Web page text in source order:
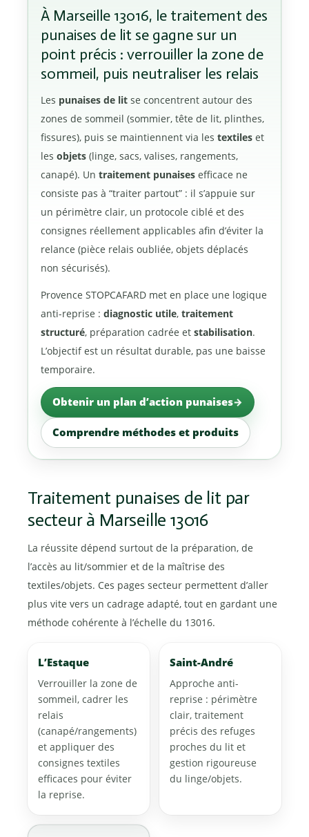
À Marseille 13016, le traitement des
punaises de lit se gagne sur un
point précis : verrouiller la zone de
sommeil, puis neutraliser les relais
Les punaises de lit se concentrent autour des
zones de sommeil (sommier, tête de lit, plinthes,
fissures), puis se maintiennent via les textiles et
les objets (linge, sacs, valises, rangements,
canapé). Un traitement punaises efficace ne
consiste pas à “traiter partout” : il s’appuie sur
un périmètre clair, un protocole ciblé et des
consignes réellement applicables afin d’éviter la
relance (pièce relais oubliée, objets déplacés
non sécurisés).
Provence STOPCAFARD met en place une logique
anti-reprise : diagnostic utile, traitement
structuré, préparation cadrée et stabilisation.
L’objectif est un résultat durable, pas une baisse
temporaire.
Obtenir un plan d’action punaises
Comprendre méthodes et produits
Traitement punaises de lit par
secteur à Marseille 13016
La réussite dépend surtout de la préparation, de
l’accès au lit/sommier et de la maîtrise des
textiles/objets. Ces pages secteur permettent d’aller
plus vite vers un cadrage adapté, tout en gardant une
méthode cohérente à l’échelle du 13016.
L’Estaque
Verrouiller la zone de
sommeil, cadrer les
relais
(canapé/rangements)
et appliquer des
consignes textiles
efficaces pour éviter
la reprise.
Saint-André
Approche anti-
reprise : périmètre
clair, traitement
précis des refuges
proches du lit et
gestion rigoureuse
du linge/objets.